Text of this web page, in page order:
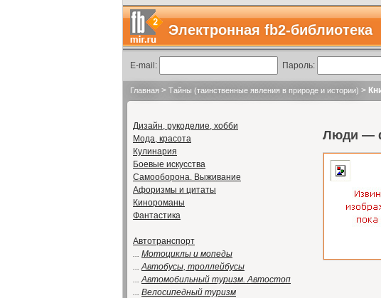
Электронная fb2-библиотека
E-mail: Пароль:
Главная > Тайны (таинственные явления в природе и истории) >
Дизайн, рукоделие, хобби
Мода, красота
Кулинария
Боевые искусства
Самооборона. Выживание
Афоризмы и цитаты
Кинороманы
Фантастика
Автотранспорт
... Мотоциклы и мопеды
...Автобусы, троллейбусы
...Автомобильный туризм. Автостоп
... Велосипедный туризм
Люди —